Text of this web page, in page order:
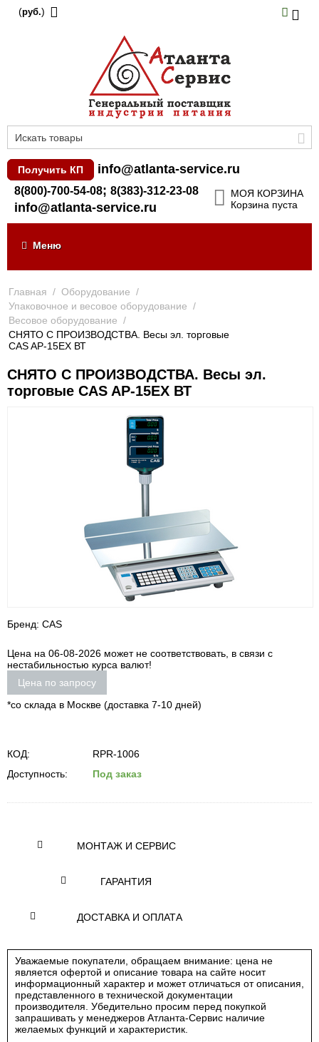
(руб.)
Получить КП info@atlanta-service.ru
8(800)-700-54-08; 8(383)-312-23-08
info@atlanta-service.ru
МОЯ КОРЗИНА
Корзина пуста
Меню
Главная / Оборудование /
Упаковочное и весовое оборудование /
Весовое оборудование /
СНЯТО С ПРОИЗВОДСТВА. Весы эл. торговые
CAS AP-15ЕХ ВТ
СНЯТО С ПРОИЗВОДСТВА. Весы эл.
торговые CAS AP-15ЕХ ВТ
Бренд: CAS
Цена на 06-08-2026 может не соответствовать, в связи с
нестабильностью курса валют!
Цена по запросу
*со склада в Москве (доставка 7-10 дней)
КОД:
RPR-1006
Доступность:
Под заказ
МОНТАЖ И СЕРВИС
ГАРАНТИЯ
ДОСТАВКА И ОПЛАТА
Уважаемые покупатели, обращаем внимание: цена не
является офертой и описание товара на сайте носит
информационный характер и может отличаться от описания,
представленного в технической документации
производителя. Убедительно просим перед покупкой
запрашивать у менеджеров Атланта-Сервис наличие
желаемых функций и характеристик.